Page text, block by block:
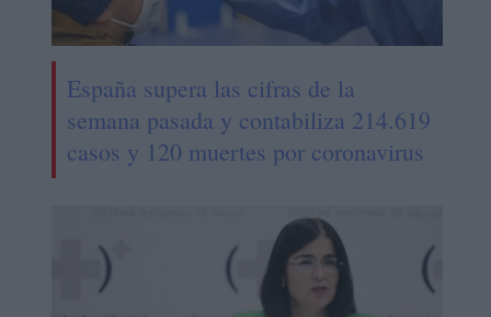
España supera las cifras de la
semana pasada y contabiliza 214.619
casos y 120 muertes por coronavirus